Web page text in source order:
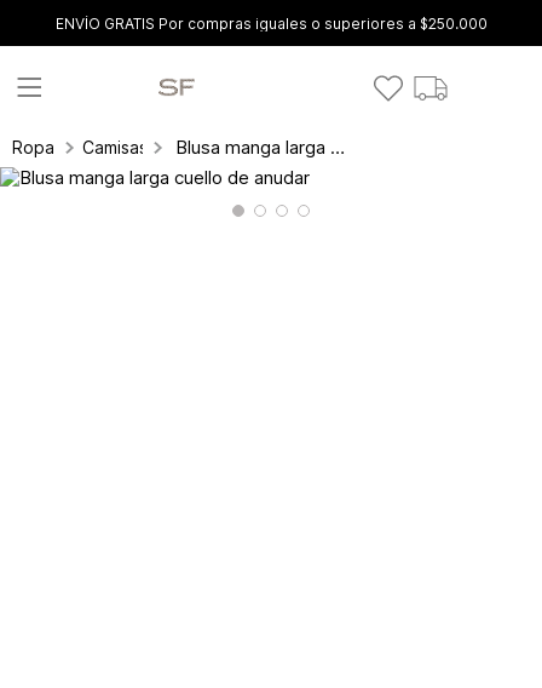
ENVÍO GRATIS Por compras iguales o superiores a $250.000
Ropa Camisas y blusas Blusa manga larga cuello de anudar